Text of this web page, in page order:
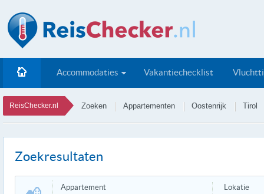
Accommodaties Vakantiechecklist
ReisChecker.nl Zoeken Appartementen Oostenrijk Tirol
Zoekresultaten
Appartement Lokatie